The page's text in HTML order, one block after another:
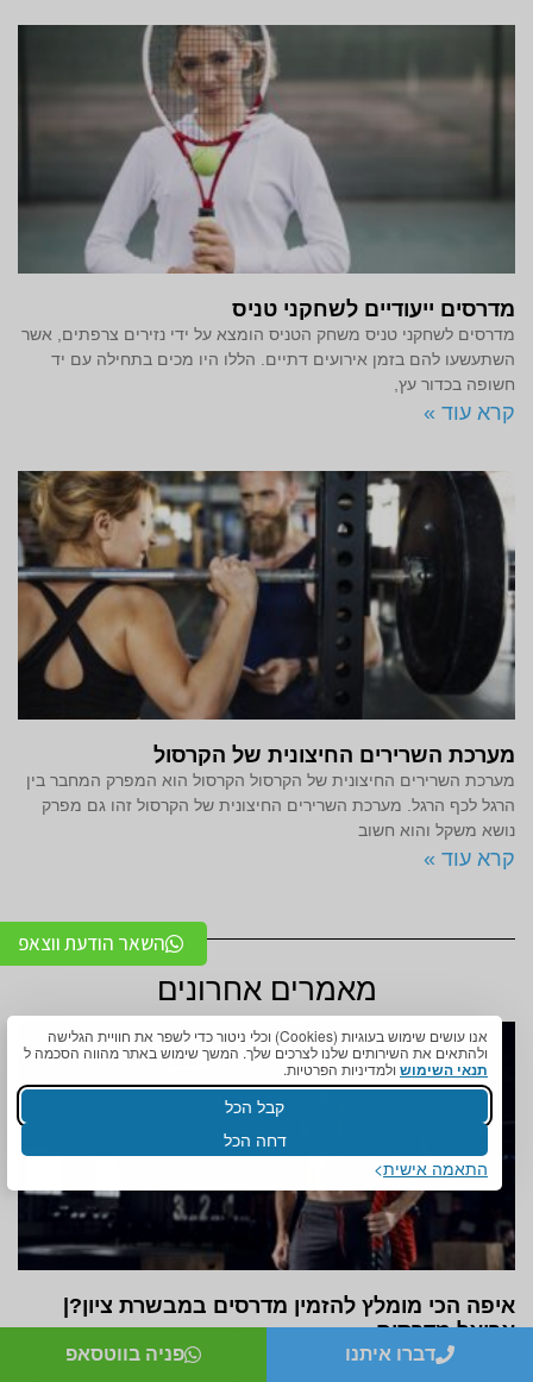
אנו עושים שימוש בעוגיות (Cookies) וכלי ניטור כדי לשפר את חוויית הגלישה
ולהתאים את השירותים שלנו לצרכים שלך. המשך שימוש באתר מהווה הסכמה ל
תנאי השימוש ולמדיניות הפרטיות.
קבל הכל
דחה הכל
התאמה אישית
מדרסים ייעודיים לשחקני טניס
מדרסים לשחקני טניס משחק הטניס הומצא על ידי נזירים צרפתים, אשר
השתעשעו להם בזמן אירועים דתיים. הללו היו מכים בתחילה עם יד
חשופה בכדור עץ,
קרא עוד »
מערכת השרירים החיצונית של הקרסול
מערכת השרירים החיצונית של הקרסול הקרסול הוא המפרק המחבר בין
הרגל לכף הרגל. מערכת השרירים החיצונית של הקרסול זהו גם מפרק
נושא משקל והוא חשוב
קרא עוד »
מאמרים אחרונים
איפה הכי מומלץ להזמין מדרסים במבשרת ציון?|
אריאל מדרסים
איפה הכי מומלץ להזמין מדרסים במבשרת ציון? התושבים ממליצים
השאר הודעת ווצאפ
דברו איתנו פניה בווטסאפ